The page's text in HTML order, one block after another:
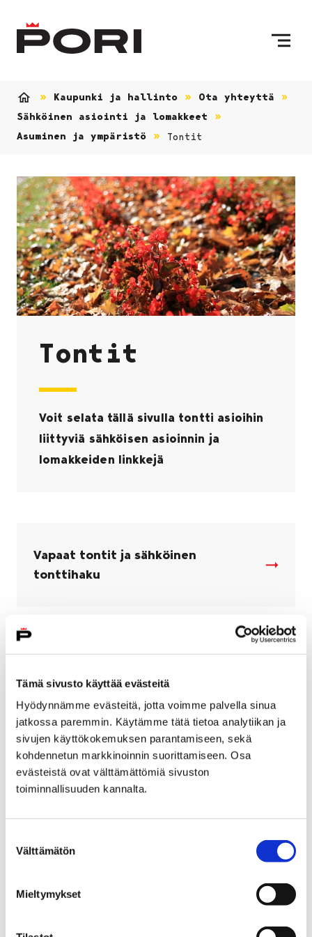
Tämä sivusto käyttää evästeitä
Hyödynnämme evästeitä, jotta voimme palvella sinua
jatkossa paremmin. Käytämme tätä tietoa analytiikan ja
sivujen käyttökokemuksen parantamiseen, sekä
kohdennetun markkinoinnin suorittamiseen. Osa
evästeistä ovat välttämättömiä sivuston
toiminnallisuuden kannalta.
valinta
Välttämätön
Mieltymykset
Kaupunki ja hallinto
Ota yhteyttä
Sähköinen asiointi ja lomakkeet
Asuminen ja ympäristö
Tontit
Tontit
Voit selata tällä sivulla tontti asioihin
liittyviä sähköisen asioinnin ja
lomakkeiden linkkejä
Vapaat tontit ja sähköinen
tonttihaku
tonttipörssiin
Kiinteistötoimitushakemus